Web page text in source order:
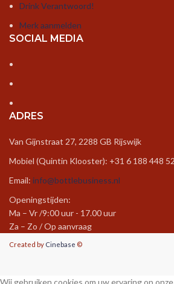
Drink Verantwoord!
Merk aanmelden
SOCIAL MEDIA
ADRES
Van Gijnstraat 27, 2288 GB Rijswijk
Mobiel (Quintin Klooster): +31 6 188 448 52
Email: info@bottlebusiness.nl
Openingstijden:
Ma – Vr /9:00 uur - 17.00 uur
Za – Zo / Op aanvraag
Created by Cinebase ©